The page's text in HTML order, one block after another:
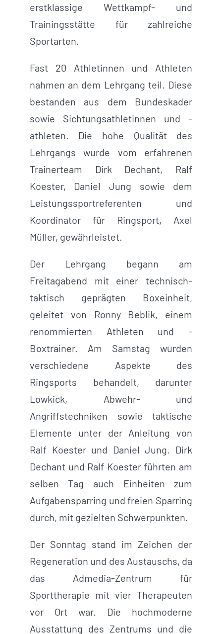
erstklassige Wettkampf- und
Trainingsstätte für zahlreiche
Sportarten.
Fast 20 Athletinnen und Athleten
nahmen an dem Lehrgang teil. Diese
bestanden aus dem Bundeskader
sowie Sichtungsathletinnen und -
athleten. Die hohe Qualität des
Lehrgangs wurde vom erfahrenen
Trainerteam Dirk Dechant, Ralf
Koester, Daniel Jung sowie dem
Leistungssportreferenten und
Koordinator für Ringsport, Axel
Müller, gewährleistet.
Der Lehrgang begann am
Freitagabend mit einer technisch-
taktisch geprägten Boxeinheit,
geleitet von Ronny Beblik, einem
renommierten Athleten und -
Boxtrainer. Am Samstag wurden
verschiedene Aspekte des
Ringsports behandelt, darunter
Lowkick, Abwehr- und
Angriffstechniken sowie taktische
Elemente unter der Anleitung von
Ralf Koester und Daniel Jung. Dirk
Dechant und Ralf Koester führten am
selben Tag auch Einheiten zum
Aufgabensparring und freien Sparring
durch, mit gezielten Schwerpunkten.
Der Sonntag stand im Zeichen der
Regeneration und des Austauschs, da
das Admedia-Zentrum für
Sporttherapie mit vier Therapeuten
vor Ort war. Die hochmoderne
Ausstattung des Zentrums und die